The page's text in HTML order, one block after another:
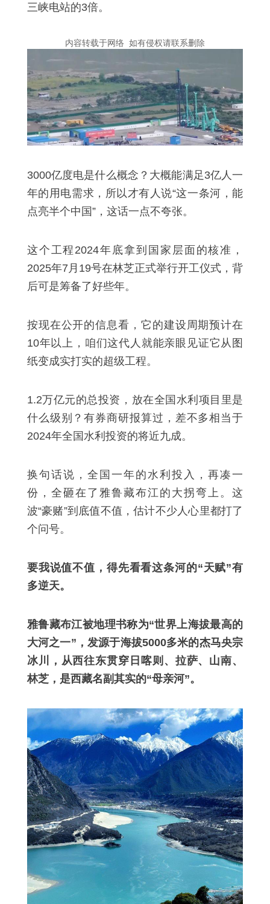
三峡电站的3倍。
内容转载于网络 如有侵权请联系删除
3000亿度电是什么概念？大概能满足3亿人一
年的用电需求，所以才有人说“这一条河，能
点亮半个中国”，这话一点不夸张。
这个工程2024年底拿到国家层面的核准，
2025年7月19号在林芝正式举行开工仪式，背
后可是筹备了好些年。
按现在公开的信息看，它的建设周期预计在
10年以上，咱们这代人就能亲眼见证它从图
纸变成实打实的超级工程。
1.2万亿元的总投资，放在全国水利项目里是
什么级别？有券商研报算过，差不多相当于
2024年全国水利投资的将近九成。
换句话说，全国一年的水利投入，再凑一
份，全砸在了雅鲁藏布江的大拐弯上。这
波“豪赌”到底值不值，估计不少人心里都打了
个问号。
要我说值不值，得先看看这条河的“天赋”有
多逆天。
雅鲁藏布江被地理书称为“世界上海拔最高的
大河之一”，发源于海拔5000多米的杰马央宗
冰川，从西往东贯穿日喀则、拉萨、山南、
林芝，是西藏名副其实的“母亲河”。